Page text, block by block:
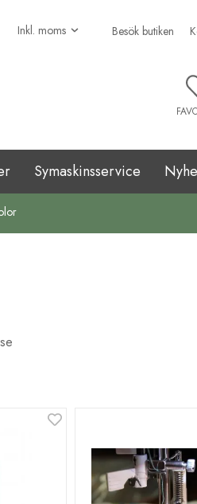
Besök butiken
Symaskinsservice